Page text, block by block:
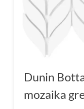
Dunin
mozaika